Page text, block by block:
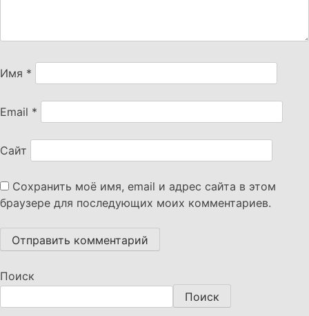
Имя *
Email *
Сайт
Сохранить моё имя, email и адрес сайта в этом
браузере для последующих моих комментариев.
Поиск
Поиск